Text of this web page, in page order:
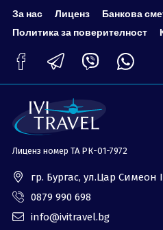
поверителност
0879 990 698
За нас Лиценз Банкова
Политика за поверителност
Лиценз номер ТА РК-01-7972
гр. Бургас, ул.Цар
0879 990 698
info@ivitravel.bg